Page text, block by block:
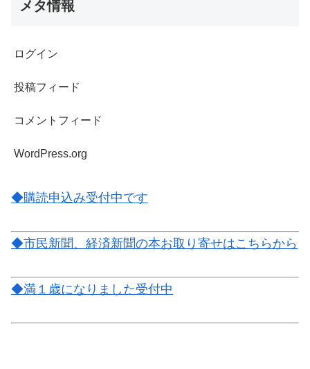
メタ情報
ログイン
投稿フィード
コメントフィード
WordPress.org
◆購読申込み受付中です
◆市民新聞、経済新聞の本お取り寄せはこちらから
◆満１歳になりました受付中